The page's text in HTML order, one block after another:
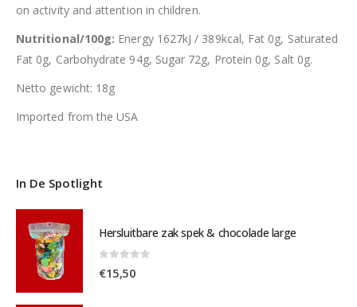
on activity and attention in children.
Nutritional/100g: Energy 1627kJ / 389kcal, Fat 0g, Saturated
Fat 0g, Carbohydrate 94g, Sugar 72g, Protein 0g, Salt 0g.
Netto gewicht: 18g
Imported from the USA
In De Spotlight
Hersluitbare zak spek & chocolade large
€15,50